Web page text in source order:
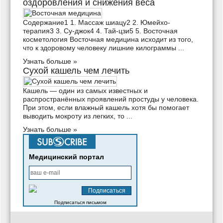
оздоровления и снижения веса
Содержание1 1. Массаж шиацу2 2. Юмейхо-
терапия3 3. Су-джок4 4. Тай-цзи5 5. Восточная
косметология Восточная медицина исходит из того,
что к здоровому человеку лишние килограммы ...
Узнать больше »
Сухой кашель чем лечить
Кашель — один из самых известных и
распространённых проявлений простуды у человека.
При этом, если влажный кашель хотя бы помогает
выводить мокроту из легких, то ...
Узнать больше »
Медицинский портал
Подписаться письмом